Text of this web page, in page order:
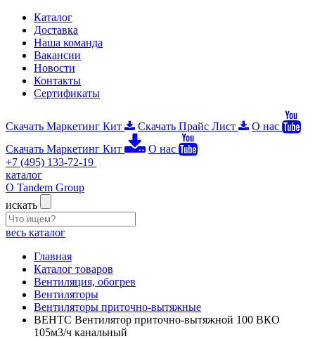
Каталог
Доставка
Наша команда
Вакансии
Новости
Контакты
Сертификаты
Скачать Маркетинг Кит Скачать Прайс Лист
О нас
Скачать Маркетинг Кит
О нас
+7 (495) 133-72-19
каталог
О Tandem Group
искать
весь каталог
Главная
Каталог товаров
Вентиляция, обогрев
Вентиляторы
Вентиляторы приточно-вытяжные
ВЕНТС Вентилятор приточно-вытяжной 100 ВКО
105м3/ч канальный